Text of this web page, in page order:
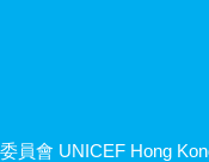
員會 UNICEF Hong